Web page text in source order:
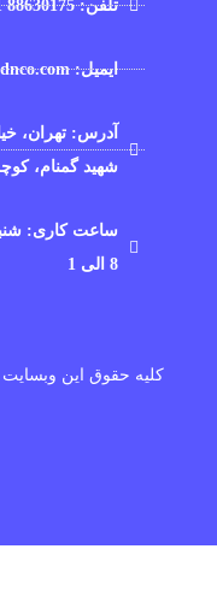
تلفن: 88630175 021
ایمیل: info@spdnco.com
آدرس: تهران،
شهید گمنام،
8 الی 1
کلیه حقوق این